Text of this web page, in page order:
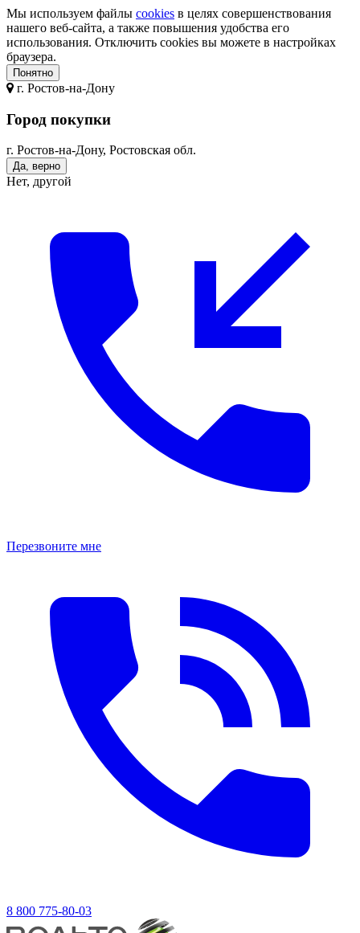
Мы используем файлы cookies в целях совершенствования
нашего веб-сайта, а также повышения удобства его
использования. Отключить cookies вы можете в настройках
браузера.
Понятно
г. Ростов-на-Дону
Город покупки
г. Ростов-на-Дону, Ростовская обл.
Да, верно
Нет, другой
Перезвоните мне
8 800 775-80-03